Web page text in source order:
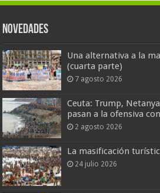
Novedades
Una alternativa a la
(cuarta parte)
7 agosto 2026
Ceuta: Trump,
pasan a la ofensiva
2 agosto 2026
La masificación
24 julio 2026